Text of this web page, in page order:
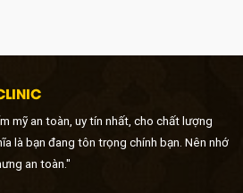
mỹ an toàn, uy tín nhất, cho chất lượng
là bạn đang tôn trọng chính bạn. Nên nhớ
an toàn."